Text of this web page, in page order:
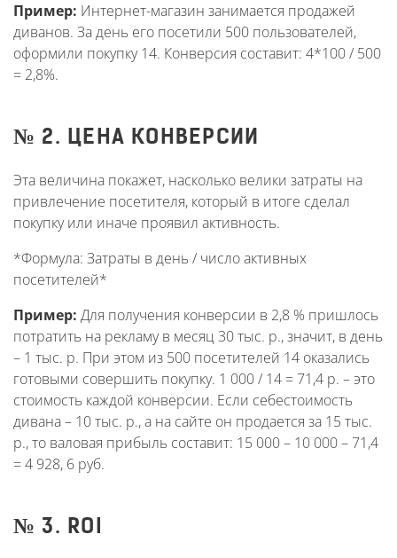
Пример: Интернет-магазин занимается продажей
диванов. За день его посетили 500 пользователей,
оформили покупку 14. Конверсия составит: 4*100 / 500
= 2,8%.
№ 2. ЦЕНА КОНВЕРСИИ
Эта величина покажет, насколько велики затраты на
привлечение посетителя, который в итоге сделал
покупку или иначе проявил активность.
*Формула: Затраты в день / число активных
посетителей*
Пример: Для получения конверсии в 2,8 % пришлось
потратить на рекламу в месяц 30 тыс. р., значит, в день
– 1 тыс. р. При этом из 500 посетителей 14 оказались
готовыми совершить покупку. 1 000 / 14 = 71,4 р. – это
стоимость каждой конверсии. Если себестоимость
дивана – 10 тыс. р., а на сайте он продается за 15 тыс.
р., то валовая прибыль составит: 15 000 – 10 000 – 71,4
= 4 928, 6 руб.
№ 3. ROI